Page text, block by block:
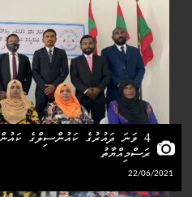
4 ވަނަ ދައުރުގެ ކައުންސިލްގެ
ރަސްމިއްޔާތު
22/06/2021